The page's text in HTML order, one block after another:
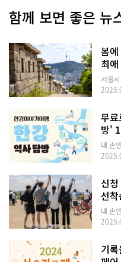
함께 보면 좋은 뉴
봄
최
서울시
무
방'
내 손
신
선
내 손
기